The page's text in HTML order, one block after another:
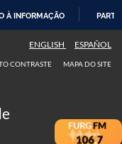
À INFORMAÇÃO
ENGLISH ESPAÑOL
CONTRASTE MAPA DO SITE